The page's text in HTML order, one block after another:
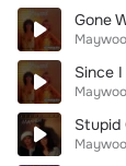
Gone
Since
Stupid